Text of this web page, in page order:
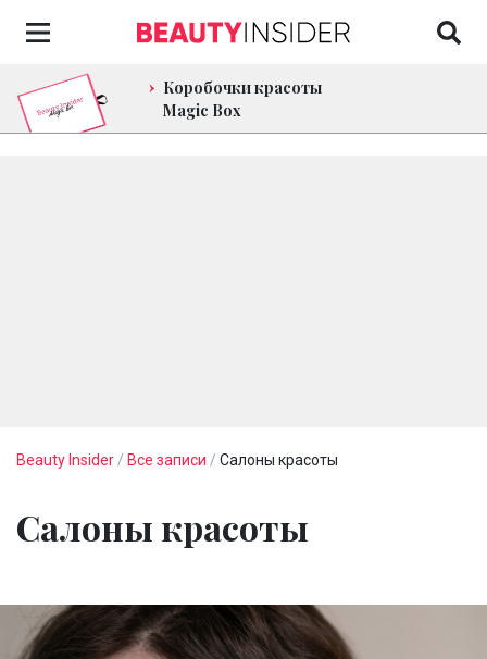
Коробочки красоты
Magic Box
Beauty Insider / Все записи / Салоны красоты
Салоны красоты